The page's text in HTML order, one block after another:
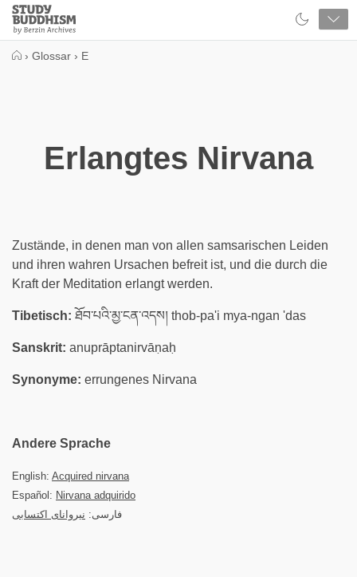
Close
Study
Buddhism
› Glossar › E
Erlangtes Nirvana
Zustände, in denen man von allen samsarischen Leiden
und ihren wahren Ursachen befreit ist, und die durch die
Kraft der Meditation erlangt werden.
Tibetisch: ཐོབ་པའི་མྱ་ངན་འདས། thob-pa'i mya-ngan 'das
Sanskrit: anuprāptanirvāṇaḥ
Synonyme: errungenes Nirvana
Andere Sprache
English: Acquired nirvana
Español: Nirvana adquirido
فارسی: نیروانای اکتسابی